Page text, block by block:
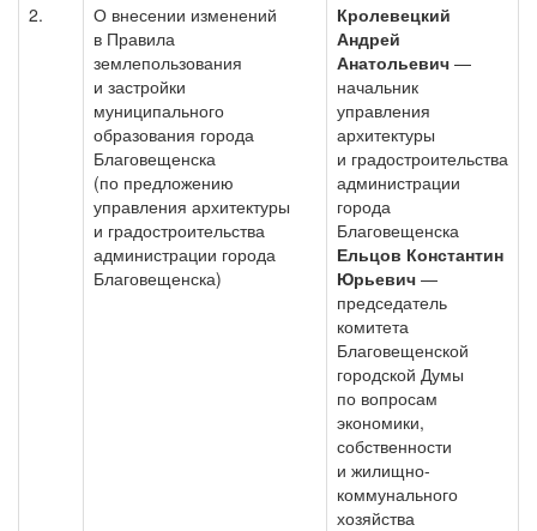
2.
О внесении изменений
в Правила
землепользования
и застройки
муниципального
образования города
Благовещенска
(по предложению
управления архитектуры
и градостроительства
администрации города
Благовещенска)
Кролевецкий
Андрей
Анатольевич —
начальник
управления
архитектуры
и градостроительства
администрации
города
Благовещенска
Ельцов Константин
Юрьевич —
председатель
комитета
Благовещенской
городской Думы
по вопросам
экономики,
собственности
и жилищно-
коммунального
хозяйства